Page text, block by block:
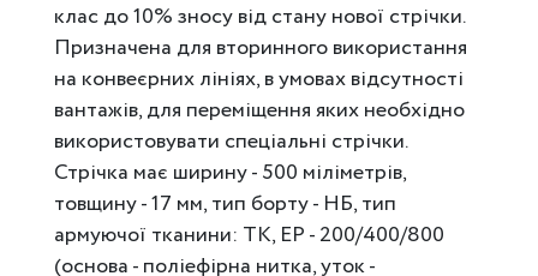
клас до 10% зносу від стану нової стрічки.
Призначена для вторинного використання
на конвеєрних лініях, в умовах відсутності
вантажів, для переміщення яких необхідно
використовувати спеціальні стрічки.
Стрічка має ширину - 500 міліметрів,
товщину - 17 мм, тип борту - НБ, тип
армуючої тканини: ТК, EP - 200/400/800
(основа - поліефірна нитка, уток -